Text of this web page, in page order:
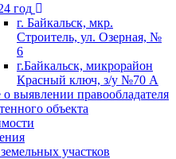
год
г. Байкальск, мкр.
Строитель, ул. Озерная, №
6
г.Байкальск, микрорайон
Красный ключ, з/у №70 А
выявлении правообладателя
объекта
участков